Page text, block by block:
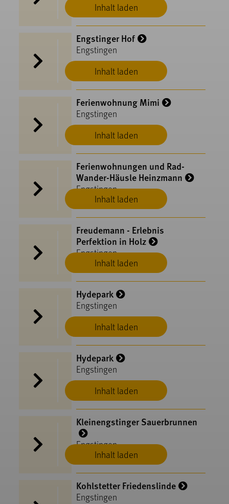
Inhalt laden
Inhalt laden
Engstinger Hof
Engstingen
Inhalt laden
Ferienwohnung Mimi
Engstingen
Inhalt laden
Ferienwohnungen und Rad-
Wander-Häusle Heinzmann
Engstingen
Inhalt laden
Freudemann - Erlebnis
Perfektion in Holz
Engstingen
Inhalt laden
Hydepark
Engstingen
Inhalt laden
Hydepark
Engstingen
Inhalt laden
Kleinengstinger Sauerbrunnen
Engstingen
Kohlstetter Friedenslinde
Engstingen